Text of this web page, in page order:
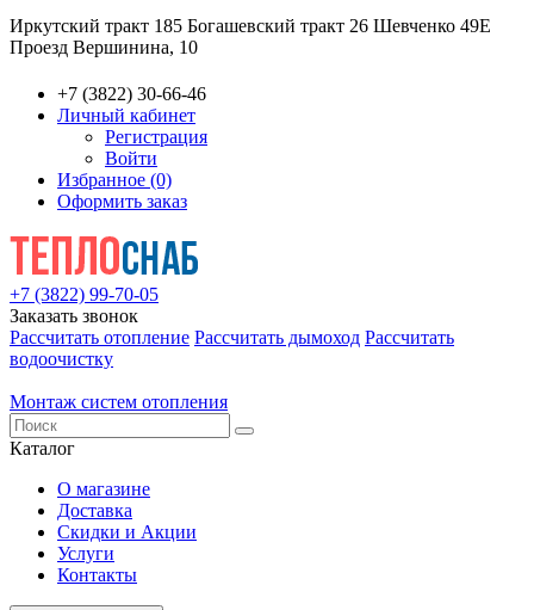
Иркутский тракт 185 Богашевский тракт 26 Шевченко 49Е
Проезд Вершинина, 10
+7 (3822) 30-66-46
Личный кабинет
Регистрация
Войти
Избранное (0)
Оформить заказ
+7 (3822) 99-70-05
Заказать звонок
Рассчитать отопление Рассчитать дымоход Рассчитать
водоочистку
Монтаж систем отопления
Каталог
О магазине
Доставка
Скидки и Акции
Услуги
Контакты